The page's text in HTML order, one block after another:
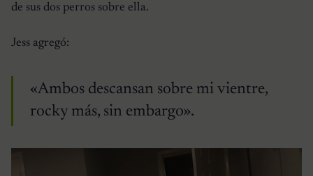
de sus dos perros sobre ella.
Jess agregó:
«Ambos descansan sobre mi vientre,
rocky más, sin embargo».